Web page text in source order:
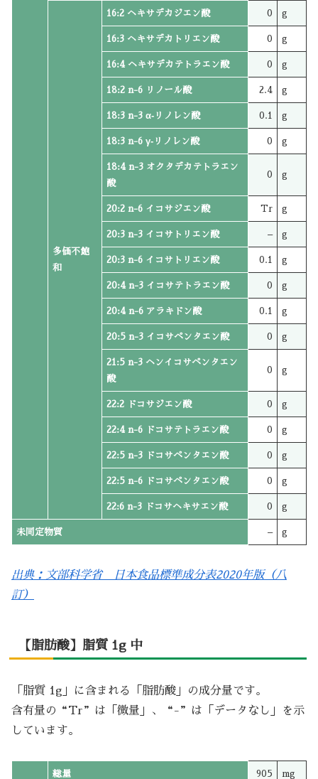
多価不飽
和
16:2 ヘキサデカジエン酸 0 g
16:3 ヘキサデカトリエン酸 0 g
16:4 ヘキサデカテトラエン酸 0 g
18:2 n-6 リノール酸 2.4 g
18:3 n-3 α‐リノレン酸 0.1 g
18:3 n-6 γ‐リノレン酸 0 g
18:4 n-3 オクタデカテトラエン
酸
0 g
20:2 n-6 イコサジエン酸 Tr g
20:3 n-3 イコサトリエン酸 – g
20:3 n-6 イコサトリエン酸 0.1 g
20:4 n-3 イコサテトラエン酸 0 g
20:4 n-6 アラキドン酸 0.1 g
20:5 n-3 イコサペンタエン酸 0 g
21:5 n-3 ヘンイコサペンタエン
酸
0 g
22:2 ドコサジエン酸 0 g
22:4 n-6 ドコサテトラエン酸 0 g
22:5 n-3 ドコサペンタエン酸 0 g
22:5 n-6 ドコサペンタエン酸 0 g
22:6 n-3 ドコサヘキサエン酸 0 g
未同定物質 – g
出典：文部科学省 日本食品標準成分表2020年版（八
訂）
【脂肪酸】脂質 1g 中
「脂質 1g」に含まれる「脂肪酸」の成分量です。
含有量の“Tr”は「微量」、“-”は「データなし」を示
しています。
総量 905 mg